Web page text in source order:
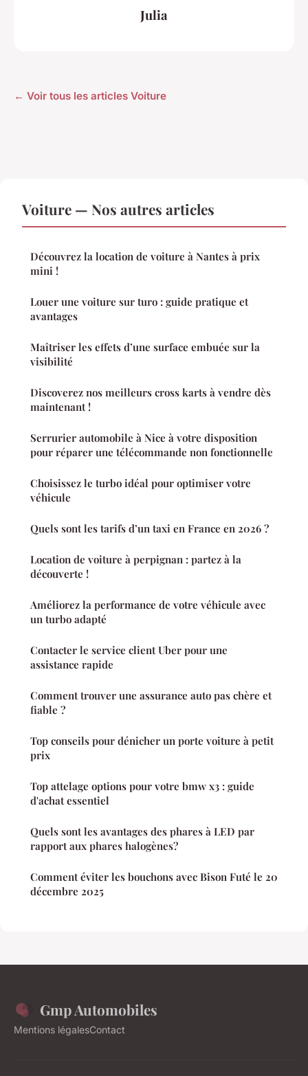
Julia
← Voir tous les articles Voiture
Voiture — Nos autres articles
Découvrez la location de voiture à Nantes à prix
mini !
Louer une voiture sur turo : guide pratique et
avantages
Maîtriser les effets d’une surface embuée sur la
visibilité
Discoverez nos meilleurs cross karts à vendre dès
maintenant !
Serrurier automobile à Nice à votre disposition
pour réparer une télécommande non fonctionnelle
Choisissez le turbo idéal pour optimiser votre
véhicule
Quels sont les tarifs d’un taxi en France en 2026 ?
Location de voiture à perpignan : partez à la
découverte !
Améliorez la performance de votre véhicule avec
un turbo adapté
Contacter le service client Uber pour une
assistance rapide
Comment trouver une assurance auto pas chère et
fiable ?
Top conseils pour dénicher un porte voiture à petit
prix
Top attelage options pour votre bmw x3 : guide
d'achat essentiel
Quels sont les avantages des phares à LED par
rapport aux phares halogènes?
Comment éviter les bouchons avec Bison Futé le 20
décembre 2025
Gmp Automobiles
Mentions légalesContact